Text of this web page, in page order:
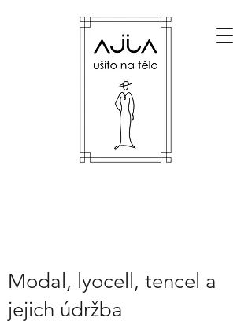
Modal, lyocell, tencel a
jejich údržba